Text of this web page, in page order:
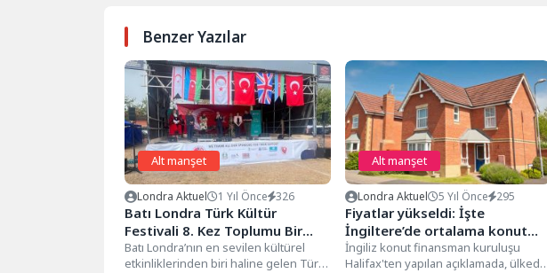
Benzer Yazılar
Alt manşet
Londra Aktuel 1 Yıl Önce 326
Batı Londra Türk Kültür
Festivali 8. Kez Toplumu Bir
Araya Getirdi
Batı Londra’nın en sevilen kültürel
etkinliklerinden biri haline gelen Türk
Alt manşet
Londra Aktuel 5 Yıl Önce 295
Fiyatlar yükseldi: İşte
İngiltere’de ortalama konut
fiyatı!
İngiliz konut finansman kuruluşu
Halifax'ten yapılan açıklamada, ülkede